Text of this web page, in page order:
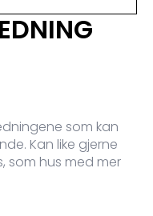
som kan
Kan like gjerne
som hus med mer